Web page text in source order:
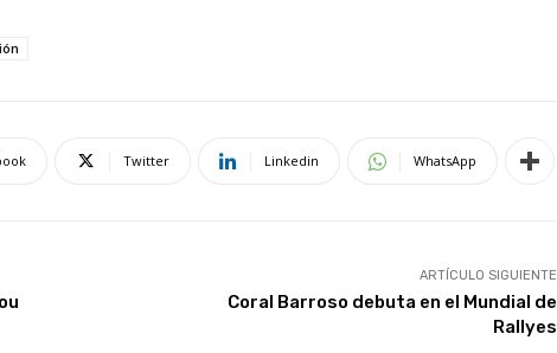
Twitter Linkedin WhatsApp
ARTÍCULO SIGUIENTE
Coral Barroso debuta en el Mundial de
Rallyes